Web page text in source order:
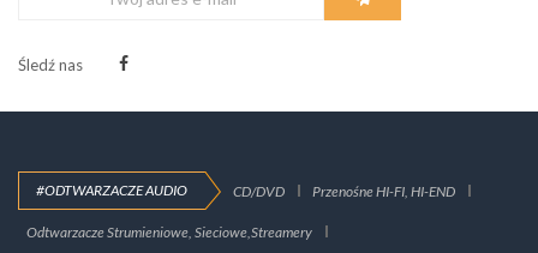
Śledź nas
#ODTWARZACZE AUDIO CD/DVD Przenośne HI-FI, HI-END
Odtwarzacze Strumieniowe, Sieciowe,Streamery